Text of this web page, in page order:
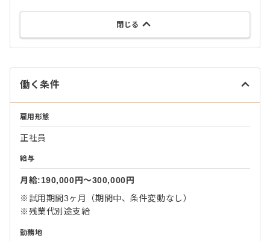
閉じる
働く条件
雇用形態
正社員
給与
月給:190,000円〜300,000円
※試用期間3ヶ月（期間中、条件変動なし）
※残業代別途支給
勤務地